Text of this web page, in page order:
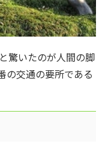
驚いたのが人間の脚
の交通の要所である